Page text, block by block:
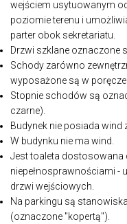
wejściem usytuowanym
poziomie terenu i
parter obok sekretariatu.
Drzwi szklane oznaczone
Schody zarówno
wyposażone są w poręcze.
Stopnie schodów są
czarne).
Budynek nie posiada wind
W budynku nie ma wind.
Jest toaleta dostosowana
niepełnosprawnościami -
drzwi wejściowych.
Na parkingu są
(oznaczone "kopertą").